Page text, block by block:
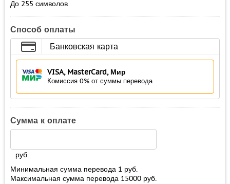
До 255 символов
Способ оплаты
Банковская карта
VISA, MasterCard, Мир
Комиссия 0% от суммы перевода
Сумма к оплате
руб.
Минимальная сумма перевода 1 руб.
Максимальная сумма перевода 15000 руб.